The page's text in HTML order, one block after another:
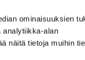
ominaisuuksien
analytiikka-alan
näitä tietoja muihin